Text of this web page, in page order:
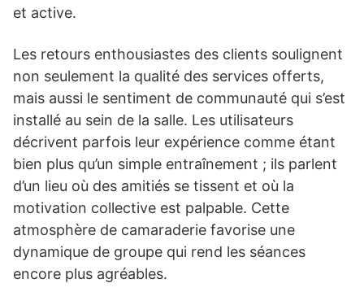
et active.
Les retours enthousiastes des clients soulignent
non seulement la qualité des services offerts,
mais aussi le sentiment de communauté qui s’est
installé au sein de la salle. Les utilisateurs
décrivent parfois leur expérience comme étant
bien plus qu’un simple entraînement ; ils parlent
d’un lieu où des amitiés se tissent et où la
motivation collective est palpable. Cette
atmosphère de camaraderie favorise une
dynamique de groupe qui rend les séances
encore plus agréables.